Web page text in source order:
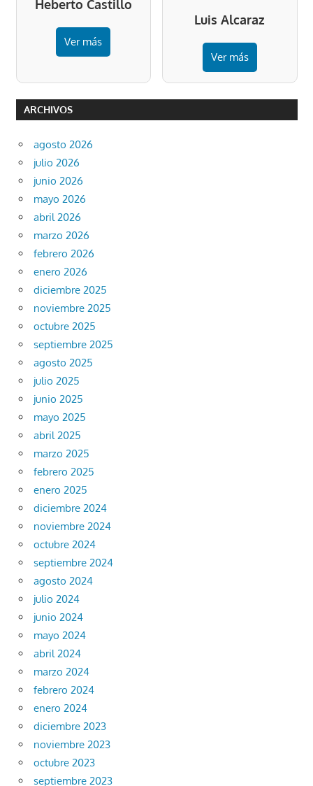
Heberto Castillo
Ver más
Luis Alcaraz
Ver más
ARCHIVOS
agosto 2026
julio 2026
junio 2026
mayo 2026
abril 2026
marzo 2026
febrero 2026
enero 2026
diciembre 2025
noviembre 2025
octubre 2025
septiembre 2025
agosto 2025
julio 2025
junio 2025
mayo 2025
abril 2025
marzo 2025
febrero 2025
enero 2025
diciembre 2024
noviembre 2024
octubre 2024
septiembre 2024
agosto 2024
julio 2024
junio 2024
mayo 2024
abril 2024
marzo 2024
febrero 2024
enero 2024
diciembre 2023
noviembre 2023
octubre 2023
septiembre 2023